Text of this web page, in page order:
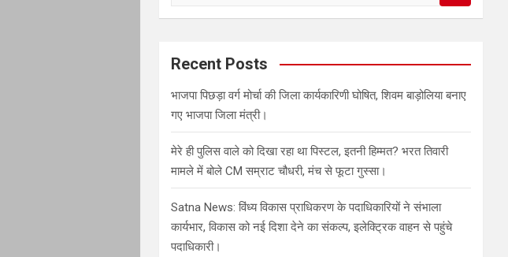
a
c
Recent Posts
भाजपा पिछड़ा वर्ग मोर्चा की जिला कार्यकारिणी घोषित, शिवम बाड़ोलिया बनाए
गए भाजपा जिला मंत्री।
मेरे ही पुलिस वाले को दिखा रहा था पिस्टल, इतनी हिम्मत? भरत तिवारी
मामले में बोले CM सम्राट चौधरी, मंच से फूटा गुस्सा।
Satna News: विंध्य विकास प्राधिकरण के पदाधिकारियों ने संभाला
कार्यभार, विकास को नई दिशा देने का संकल्प, इलेक्ट्रिक वाहन से पहुंचे
पदाधिकारी।